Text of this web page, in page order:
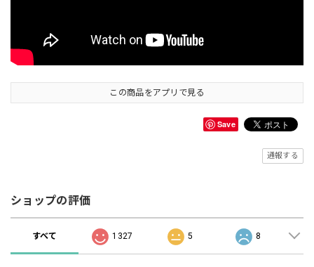
この商品をアプリで見る
Save
通報する
ショップの評価
すべて 1327 5 8